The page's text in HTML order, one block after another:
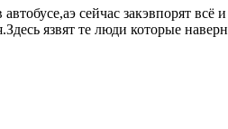
сейчас закэвпорят всё
язвят те люди которые